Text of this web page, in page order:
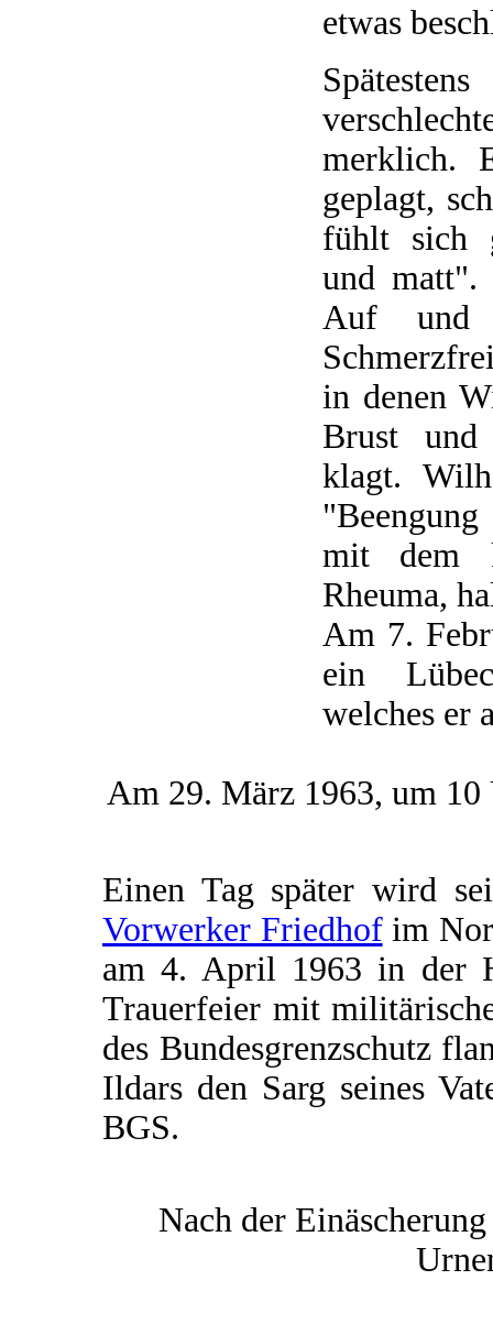
etwas
merklich.
geplagt,
fühlt sich
und matt".
Auf und
in denen
Brust und
klagt.
mit dem
Rheuma,
Am 7.
ein
welches er
Am 29. März 1963, um
Einen Tag später wird
Vorwerker Friedhofim
am 4. April 1963 in der
Trauerfeier mit
des Bundesgrenzschutz
Ildars den Sarg seines
BGS.
Nach der